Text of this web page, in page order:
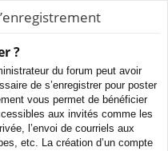
?
du forum peut avoir
de s’enregistrer pour poster
vous permet de bénéficier
aux invités comme les
l’envoi de courriels aux
etc. La création d’un compte